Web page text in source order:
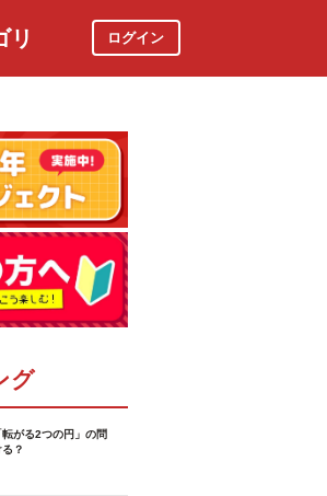
リ ログイン
グ
がる2つの円」の問
？